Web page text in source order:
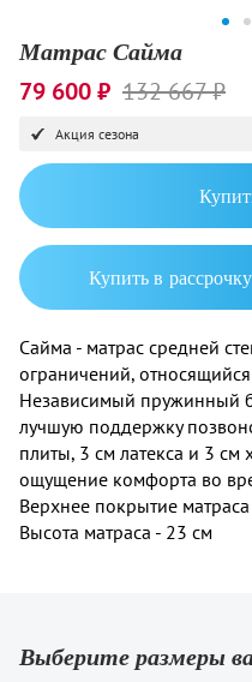
Матрас Сайма
79 600 ₽ 132 667 ₽
Акция сезона
Купить в
Сайма - матрас средней
ограничений,
Независимый пружинный
лучшую поддержку
плиты, 3 см латекса и 3
ощущение комфорта во
Верхнее покрытие
Высота матраса - 23 см
Выберите размеры